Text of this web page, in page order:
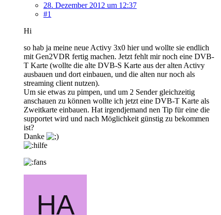
28. Dezember 2012 um 12:37
#1
Hi
so hab ja meine neue Activy 3x0 hier und wollte sie endlich
mit Gen2VDR fertig machen. Jetzt fehlt mir noch eine DVB-
T Karte (wollte die alte DVB-S Karte aus der alten Activy
ausbauen und dort einbauen, und die alten nur noch als
streaming client nutzen).
Um sie etwas zu pimpen, und um 2 Sender gleichzeitig
anschauen zu können wollte ich jetzt eine DVB-T Karte als
Zweitkarte einbauen. Hat irgendjemand nen Tip für eine die
supportet wird und nach Möglichkeit günstig zu bekommen
ist?
Danke